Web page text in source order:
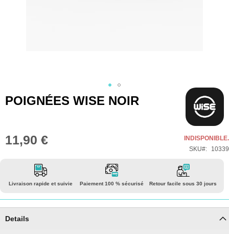
Skip
beginning
of
gallery
POIGNÉES WISE NOIR
11,90 €
INDISPONIBLE.
SKU
10339
Livraison rapide et suivie Paiement 100 % sécurisé Retour facile sous 30 jours
Details